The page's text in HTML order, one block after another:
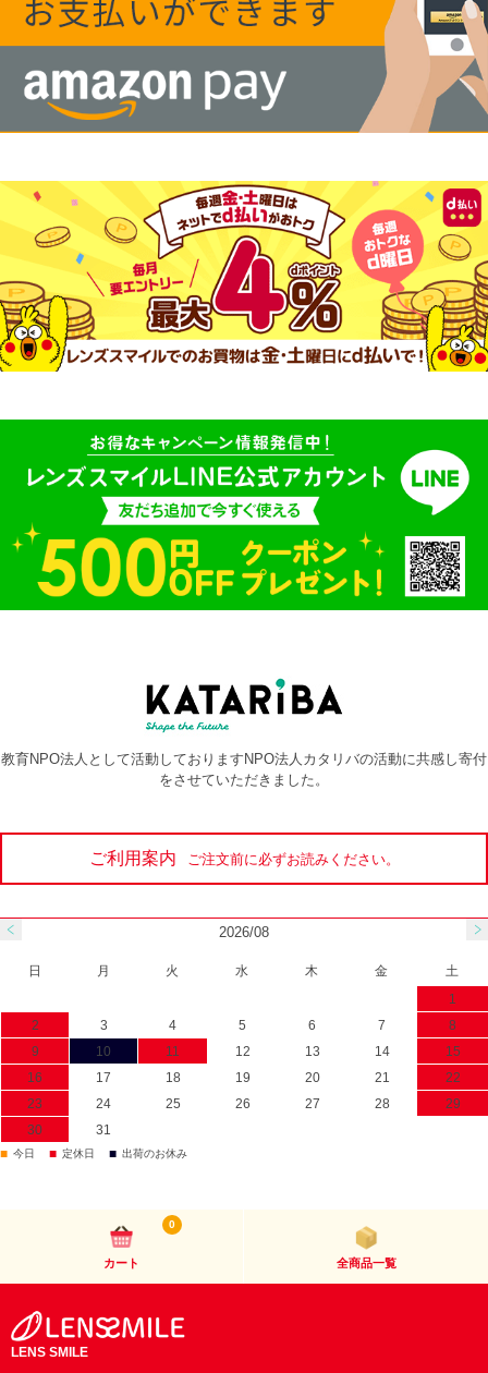
教育NPO法人として活動しておりますNPO法人カタリバの活動に共感し寄付
をさせていただきました。
ご利用案内 ご注文前に必ずお読みください。
2026/08
日 月 火 水 木 金
土
1
2
3 4 5 6 7
8
9
10 11 12 13 14
15
16
17 18 19 20 21
22
23
24 25 26 27 28
29
30
31
■ 今日 ■ 定休日 ■ 出荷のお休み
カート
0
全商品一覧
LENS SMILE